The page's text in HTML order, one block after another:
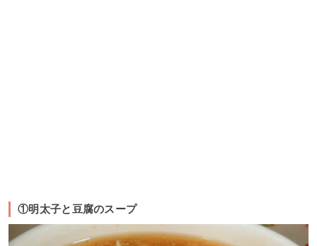
①明太子と豆腐のスープ